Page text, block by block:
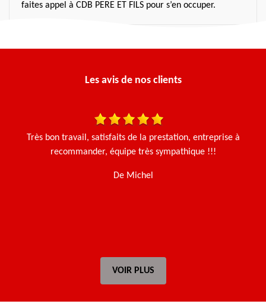
faites appel à CDB PERE ET FILS pour s’en occuper.
Les avis de nos clients
Très bon travail, satisfaits de la prestation, entreprise à
recommander, équipe très sympathique !!!
De Michel
VOIR PLUS